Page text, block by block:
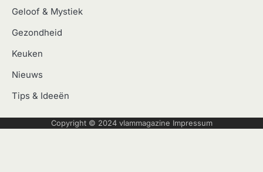
Geloof & Mystiek
Gezondheid
Keuken
Nieuws
Tips & Ideeën
Copyright © 2024 vlammagazine Impressum